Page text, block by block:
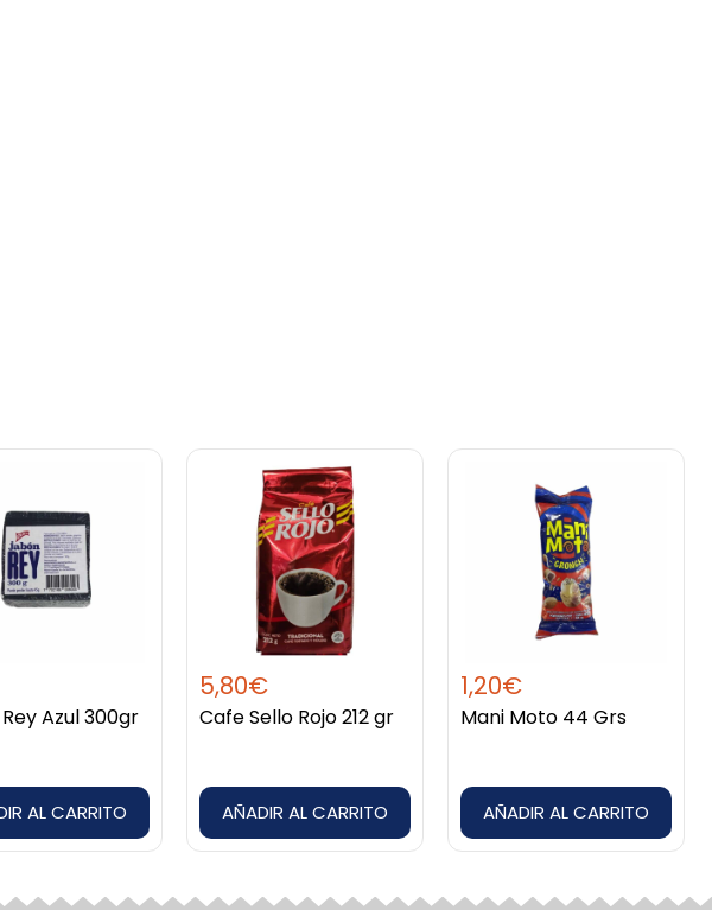
Azul 300gr
AL CARRITO
5,80€
Cafe Sello Rojo 212 gr
AÑADIR AL CARRITO
1,20€
Mani Moto 44 Grs
AÑADIR AL CARRITO